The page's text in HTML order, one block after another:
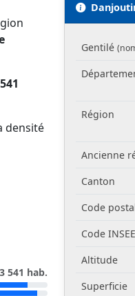
densité
3 541 hab.
Gentilé
Région
Ancienne
Canton
Code
Code INSEE
Altitude
Superficie